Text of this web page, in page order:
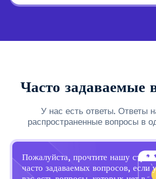
Часто задаваемые
У нас есть ответы. Ответы
распространенные вопросы в
Пожалуйста, прочтите нашу
часто задаваемых вопросов, если